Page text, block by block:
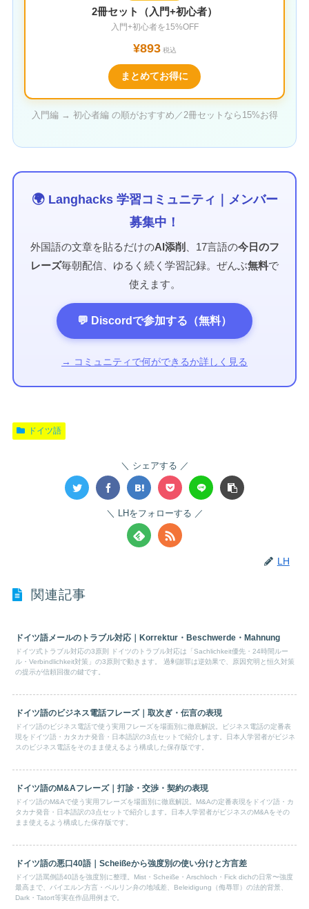
2冊セット（入門+初心者）
入門+初心者を15%OFF
¥893税込
まとめてお得に
入門編 → 初心者編 の順がおすすめ／2冊セットなら15%お得
🌍 Langhacks 学習コミュニティ｜メンバー
募集中！
外国語の文章を貼るだけのAI添削 、17言語の今日のフ
レーズ毎朝配信、ゆるく続く学習記録。ぜんぶ無料で
使えます。
💬 Discordで参加する（無料）
→ コミュニティで何ができるか詳しく見る
ドイツ語
シェアする
LHをフォローする
LH
関連記事
ドイツ語メールのトラブル対応｜Korrektur・Beschwerde・Mahnung
ドイツ式トラブル対応の3原則 ドイツのトラブル対応は「Sachlichkeit優先・24時間ルー
ル・Verbindlichkeit対策」の3原則で動きます。 過剰謝罪は逆効果で、原因究明と恒久対策
の提示が信頼回復の鍵です。
ドイツ語のビジネス電話フレーズ｜取次ぎ・伝言の表現
ドイツ語のビジネス電話で使う実用フレーズを場面別に徹底解説。ビジネス電話の定番表
現をドイツ語・カタカナ発音・日本語訳の3点セットで紹介します。日本人学習者がビジネ
スのビジネス電話をそのまま使えるよう構成した保存版です。
ドイツ語のM&Aフレーズ｜打診・交渉・契約の表現
ドイツ語のM&Aで使う実用フレーズを場面別に徹底解説。M&Aの定番表現をドイツ語・カ
タカナ発音・日本語訳の3点セットで紹介します。日本人学習者がビジネスのM&Aをその
まま使えるよう構成した保存版です。
ドイツ語の悪口40語｜Scheißeから強度別の使い分けと方言差
ドイツ語罵倒語40語を強度別に整理。Mist・Scheiße・Arschloch・Fick dichの日常〜強度
最高まで、バイエルン方言・ベルリン弁の地域差、Beleidigung（侮辱罪）の法的背景、
Dark・Tatort等実在作品用例まで。